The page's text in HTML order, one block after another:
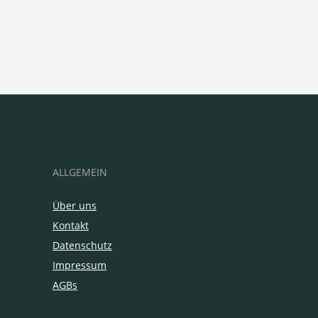
ALLGEMEIN
Über uns
Kontakt
Datenschutz
Impressum
AGBs